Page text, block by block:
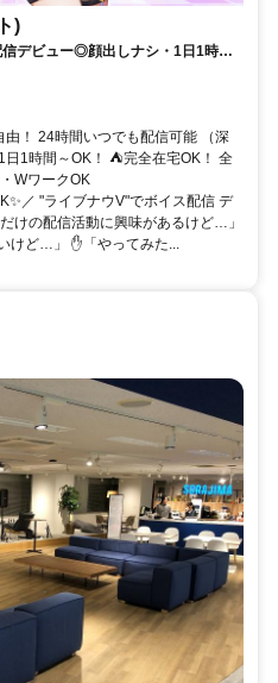
)
デビュー◎顔出しナシ・1日1時間
！ 24時間いつでも配信可能 （深
1時間～OK！ ⛺完全在宅OK！ 全
WワークOK
／ "ライブナウV"でボイス配信 デ
けの配信活動に興味があるけど…」
けど…」 ✋「やってみた...